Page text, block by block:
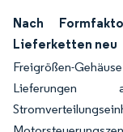
Nach
Lieferketten neu
Freigrößen-
Lieferungen